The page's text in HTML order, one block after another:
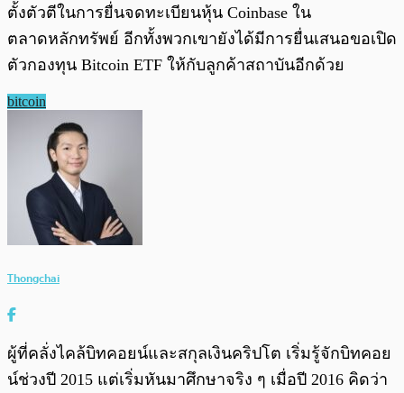
ตั้งตัวตีในการยื่นจดทะเบียนหุ้น Coinbase ใน
ตลาดหลักทรัพย์ อีกทั้งพวกเขายังได้มีการยื่นเสนอขอเปิด
ตัวกองทุน Bitcoin ETF ให้กับลูกค้าสถาบันอีกด้วย
bitcoin
Thongchai
ผู้ที่คลั่งไคล้บิทคอยน์และสกุลเงินคริปโต เริ่มรู้จักบิทคอย
น์ช่วงปี 2015 แต่เริ่มหันมาศึกษาจริง ๆ เมื่อปี 2016 คิดว่า